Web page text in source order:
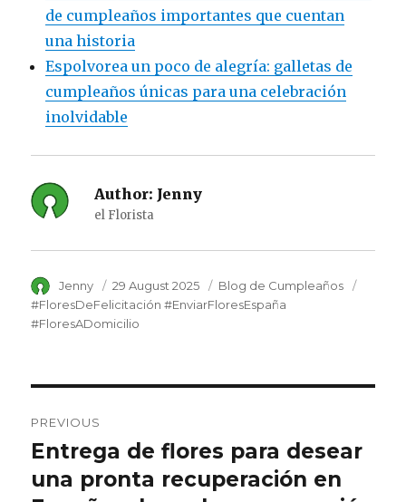
de cumpleaños importantes que cuentan
una historia
Espolvorea un poco de alegría: galletas de
cumpleaños únicas para una celebración
inolvidable
Author: Jenny
el Florista
Author
Jenny
Posted
on
29 August 2025 Category
Blog de Cumpleaños
#FloresDeFelicitación #EnviarFloresEspaña
#FloresADomicilio
navigation
PREVIOUS
Previous
post:
Entrega de flores para desear
una pronta recuperación en